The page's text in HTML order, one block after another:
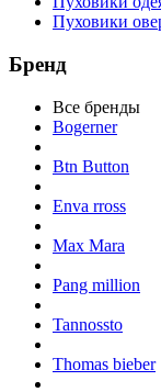
Пуховики
Бренд
Все бренды
Bogerner
Btn Button
Enva rross
Max Mara
Pang million
Tannossto
Thomas bieber